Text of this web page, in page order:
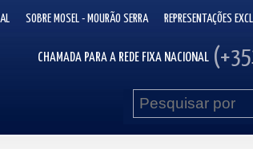
SOBRE MOSEL - MOURÃO SERRA REPRESENTAÇÕES
CHAMADA PARA A REDE FIXA NACIONAL